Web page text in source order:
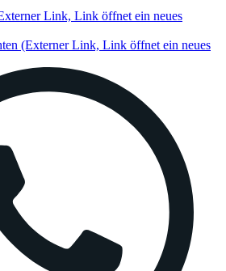
Link, Link öffnet ein neues
(Externer Link, Link öffnet ein neues